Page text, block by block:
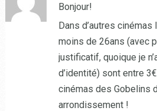
Bonjour!
Dans d’autres
moins de 26ans (avec
justificatif, quoique je
d’identité) sont entre
cinémas des Gobelins
arrondissement !